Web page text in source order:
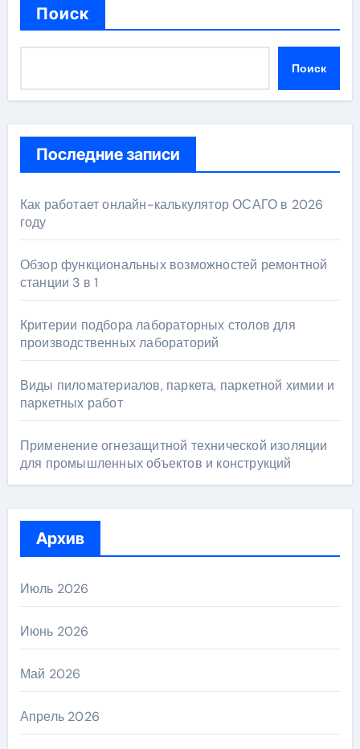
Поиск
Поиск
Последние записи
Как работает онлайн-калькулятор ОСАГО в 2026
году
Обзор функциональных возможностей ремонтной
станции 3 в 1
Критерии подбора лабораторных столов для
производственных лабораторий
Виды пиломатериалов, паркета, паркетной химии и
паркетных работ
Применение огнезащитной технической изоляции
для промышленных объектов и конструкций
Архив
Июль 2026
Июнь 2026
Май 2026
Апрель 2026